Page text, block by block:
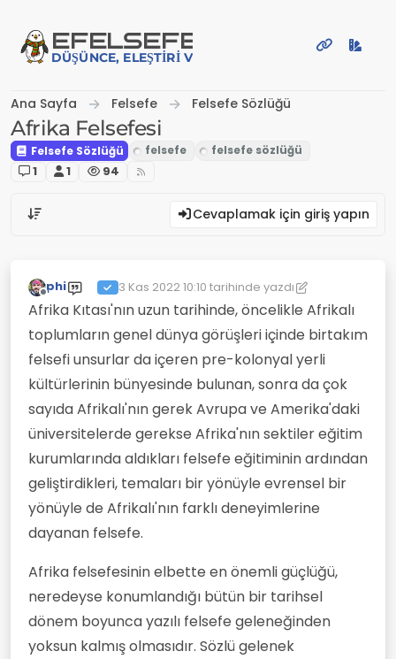
EFELSEFE
DÜŞÜNCE, ELEŞTIRI VE PAYLAŞIM PLATFORMU
Ana Sayfa Felsefe Felsefe Sözlüğü
Afrika Felsefesi
Felsefe Sözlüğü
1
1 94
Cevaplamak için giriş yapın
Çevrimdışı
phi 3 Kas 2022 10:10 tarihinde yazdı
Son düzenleyen: phi11 Mar 2022 10:11
Afrika Kıtası'nın uzun tarihinde, öncelikle Afrikalı
toplumların genel dünya görüşleri içinde birtakım
felsefi unsurlar da içeren pre-kolonyal yerli
kültürlerinin bünyesinde bulunan, sonra da çok
sayıda Afrikalı'nın gerek Avrupa ve Amerika'daki
üniversitelerde gerekse Afrika'nın sektiler eğitim
kurumlarında aldıkları felsefe eğitiminin ardından
geliştirdikleri, temaları bir yönüyle evrensel bir
yönüyle de Afrikalı'nın farklı deneyimlerine
dayanan felsefe.
Afrika felsefesinin elbette en önemli güçlüğü,
neredeyse konumlandığı bütün bir tarihsel
dönem boyunca yazılı felsefe geleneğinden
yoksun kalmış olmasıdır. Sözlü gelenek